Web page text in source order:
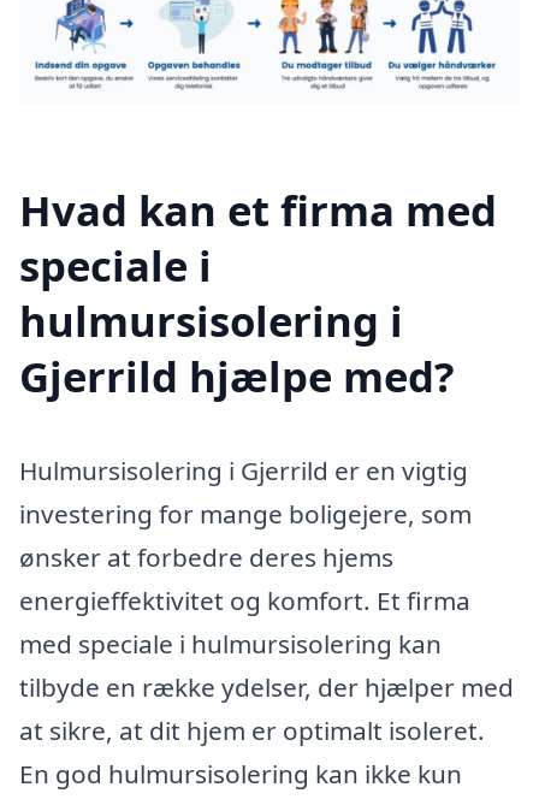
Hvad kan et firma med
speciale i
hulmursisolering i
Gjerrild hjælpe med?
Hulmursisolering i Gjerrild er en vigtig
investering for mange boligejere, som
ønsker at forbedre deres hjems
energieffektivitet og komfort. Et firma
med speciale i hulmursisolering kan
tilbyde en række ydelser, der hjælper med
at sikre, at dit hjem er optimalt isoleret.
En god hulmursisolering kan ikke kun